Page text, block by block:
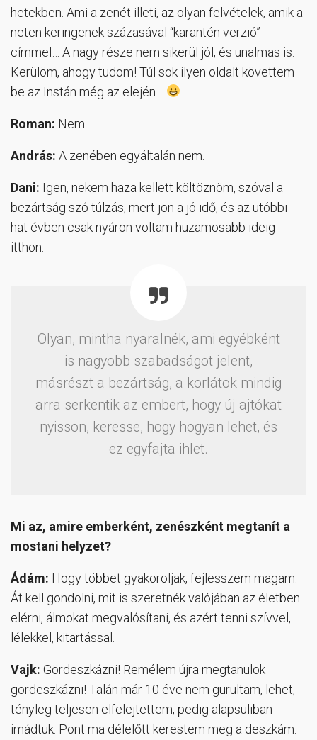
hetekben. Ami a zenét illeti, az olyan felvételek, amik a
neten keringenek százasával “karantén verzió”
címmel… A nagy része nem sikerül jól, és unalmas is.
Kerülöm, ahogy tudom! Túl sok ilyen oldalt követtem
be az Instán még az elején…
Roman: Nem.
András: A zenében egyáltalán nem.
Dani: Igen, nekem haza kellett költöznöm, szóval a
bezártság szó túlzás, mert jön a jó idő, és az utóbbi
hat évben csak nyáron voltam huzamosabb ideig
itthon.
Olyan, mintha nyaralnék, ami egyébként
is nagyobb szabadságot jelent,
másrészt a bezártság, a korlátok mindig
arra serkentik az embert, hogy új ajtókat
nyisson, keresse, hogy hogyan lehet, és
ez egyfajta ihlet.
Mi az, amire emberként, zenészként megtanít a
mostani helyzet?
Ádám: Hogy többet gyakoroljak, fejlesszem magam.
Át kell gondolni, mit is szeretnék valójában az életben
elérni, álmokat megvalósítani, és azért tenni szívvel,
lélekkel, kitartással.
Vajk: Gördeszkázni! Remélem újra megtanulok
gördeszkázni! Talán már 10 éve nem gurultam, lehet,
tényleg teljesen elfelejtettem, pedig alapsuliban
imádtuk. Pont ma délelőtt kerestem meg a deszkám.